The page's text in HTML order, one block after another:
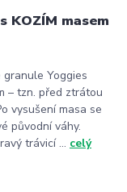
KOZÍM masem
Yoggies
– tzn. před ztrátou
vysušení masa se
původní váhy.
trávicí ... celý